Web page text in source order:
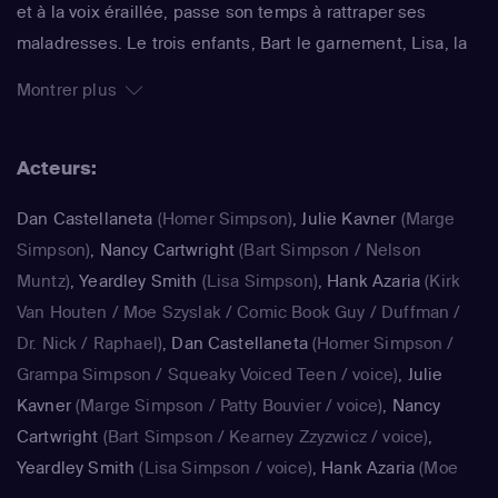
et à la voix éraillée, passe son temps à rattraper ses
maladresses. Le trois enfants, Bart le garnement, Lisa, la
rendent joyeux et animé le quotidien de ce foyer. La série
saison, est régulièrement récompensée aux Emmy Awards
Montrer plus
Acteurs:
Dan Castellaneta (Homer Simpson),Julie Kavner (Marge
Simpson), Nancy Cartwright (Bart Simpson / Nelson
Muntz),Yeardley Smith (Lisa Simpson), Hank Azaria (Kirk
Van Houten / Moe Szyslak / Comic Book Guy / Duffman /
Dr. Nick / Raphael), Dan Castellaneta(Homer Simpson /
Grampa Simpson / Squeaky Voiced Teen / voice), Julie
Kavner(Marge Simpson / Patty Bouvier / voice), Nancy
Cartwright (Bart Simpson / Kearney Zzyzwicz / voice),
Yeardley Smith (Lisa Simpson / voice), Hank Azaria (Moe